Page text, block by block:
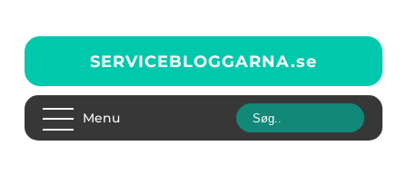
SERVICEBLOGGARNA.se
Menu